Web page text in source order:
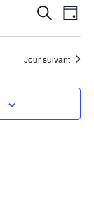
ET
DE
VUES
de
Jour
Jour suivant